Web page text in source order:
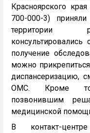
Красноярского
700-000-3)
территории
получение
можно
диспансеризацию,
ОМС. Кроме
позвонившим
медицинской
В контакт-